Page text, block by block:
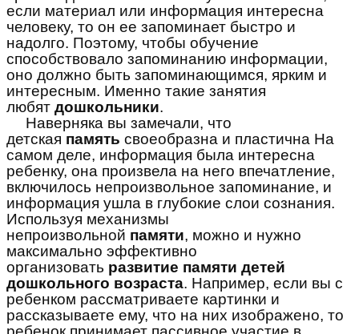
если материал или информация интересна
человеку, то он ее запоминает быстро и
надолго. Поэтому, чтобы обучение
способствовало запоминанию информации,
оно должно быть запоминающимся, ярким и
интересным. Именно такие занятия
любят дошкольники.
Наверняка вы замечали, что
детская память своеобразна и пластична На
самом деле, информация была интересна
ребенку, она произвела на него впечатление,
включилось непроизвольное запоминание, и
информация ушла в глубокие слои сознания.
Используя механизмы
непроизвольной памяти, можно и нужно
максимально эффективно
организовать развитие памяти детей
дошкольного возраста. Например, если вы с
ребенком рассматриваете картинки и
рассказываете ему, что на них изображено, то